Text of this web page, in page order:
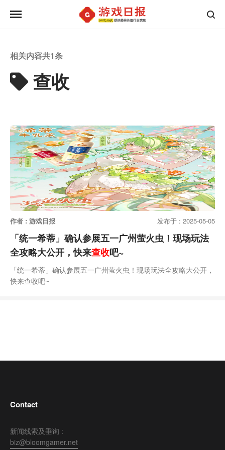
相关内容共1条
查收
作者 : 游戏日报 发布于 : 2025-05-05
「统一希蒂」确认参展五一广州萤火虫！现场玩法
全攻略大公开，快来查收吧~
「统一希蒂」确认参展五一广州萤火虫！现场玩法全攻略大公开，
快来查收吧~
Contact
新闻线索及垂询 :
biz@bloomgamer.net